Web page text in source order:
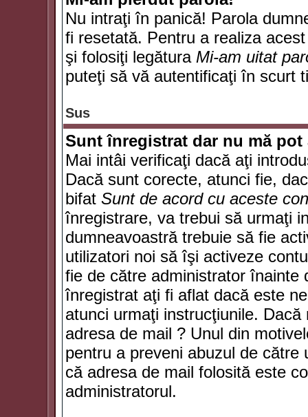
Nu intraţi în panică! Parola
fi resetată. Pentru a realiza
şi folosiţi legătura Mi-am uitat
puteţi să vă autentificaţi în scurt
Sus
Sunt înregistrat dar nu mă
Mai intâi verificaţi dacă aţi
Dacă sunt corecte, atunci fie,
bifat Sunt de acord cu aceste
înregistrare, va trebui să urmaţi
dumneavoastră trebuie să fie
utilizatori noi să îşi activeze
fie de către administrator înainte
înregistrat aţi fi aflat dacă este
atunci urmaţi instrucţiunile.
adresa de mail ? Unul din
pentru a preveni abuzul de către
că adresa de mail folosită este
administratorul.